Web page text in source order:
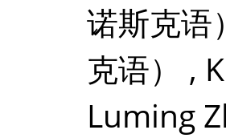
诺斯克语）
克语）
,
Luming